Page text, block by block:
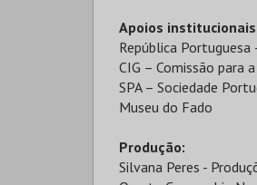
Apoios
República
CIG – Comissão para
SPA – Sociedade
Museu do Fado
Produção:
Silvana Peres -